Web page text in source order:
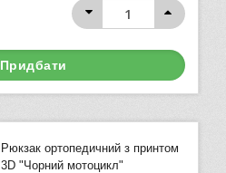
Придбати
Рюкзак ортопедичний з принтом
3D "Чорний мотоцикл"